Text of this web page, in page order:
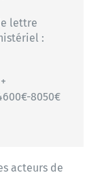
lettre
:
8050€
acteurs de